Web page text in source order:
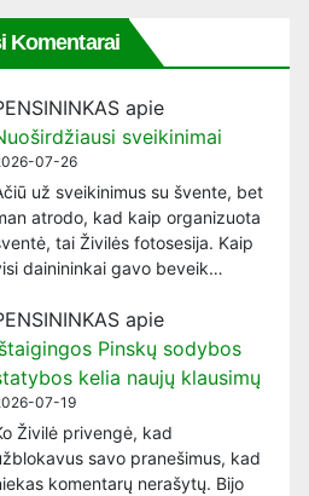
Komentarai
apie
sveikinimai
07-26
už sveikinimus su švente, bet
atrodo, kad kaip organizuota
tai Živilės fotosesija. Kaip
dainininkai gavo beveik…
apie
Pinskų sodybos
kelia naujų klausimų
07-19
Živilė privengė, kad
savo pranešimus, kad
komentarų nerašytų. Bijo